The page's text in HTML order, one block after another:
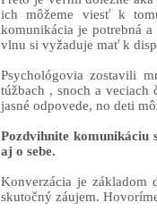
ich môžeme viesť k
komunikácia je potrebná
vlnu si vyžaduje mať k
Psychológovia zostavili
túžbach , snoch a veciach
jasné odpovede, no deti
Pozdvihnite komunikáciu
aj o sebe.
Konverzácia je základom
skutočný záujem.